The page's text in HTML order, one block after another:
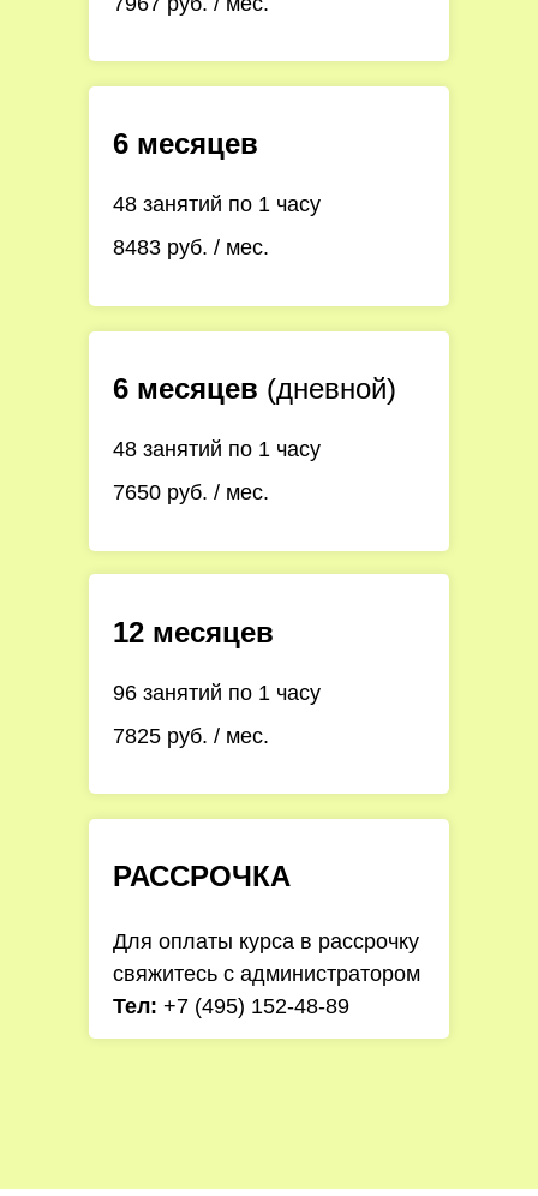
6 месяцев
48 занятий по 1 часу
8483 руб. / мес.
6 месяцев (дневной)
48 занятий по 1 часу
7650 руб. / мес.
96 занятий по 1 часу
7825 руб. / мес.
12 месяцев
РАССРОЧКА
Для оплаты курса в рассрочку
свяжитесь с администратором
Тел: +7 (495) 152-48-89